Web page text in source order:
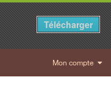
Mon compte
Télécharger